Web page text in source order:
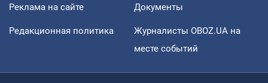
Реклама на сайте Документы
Редакционная политика
Журналисты OBOZ.UA на
месте событий